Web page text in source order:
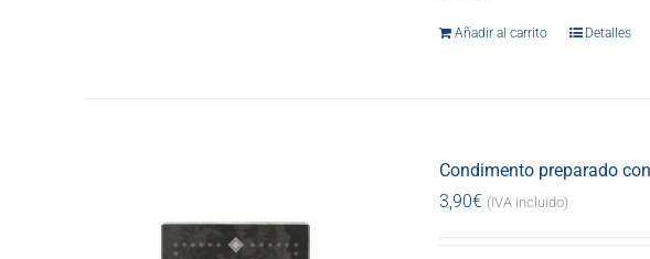
Añadir al carrito Detalles
Condimento preparado
3,90€ (IVA incluido)